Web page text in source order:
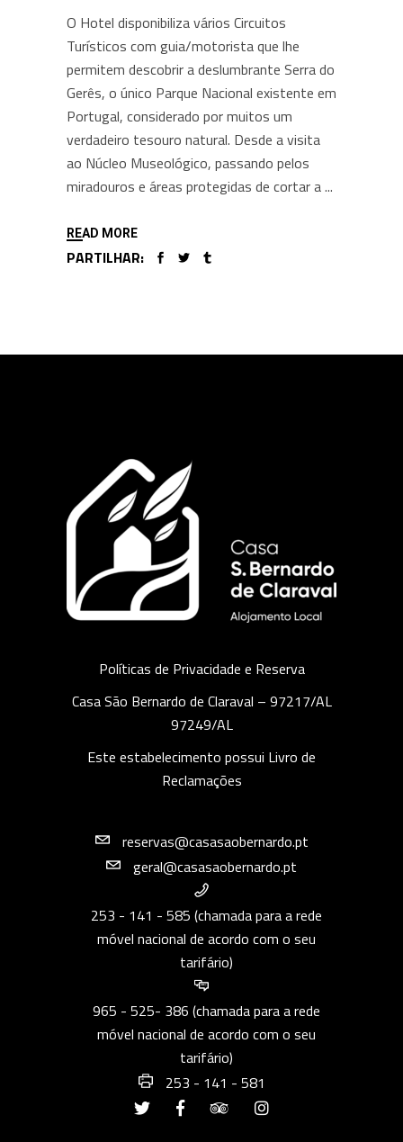
O Hotel disponibiliza vários Circuitos
Turísticos com guia/motorista que lhe
permitem descobrir a deslumbrante Serra do
Gerês, o único Parque Nacional existente em
Portugal, considerado por muitos um
verdadeiro tesouro natural. Desde a visita
ao Núcleo Museológico, passando pelos
miradouros e áreas protegidas de cortar a
READ MORE
PARTILHAR:
Políticas de Privacidade e Reserva
Casa São Bernardo de Claraval – 97217/AL
97249/AL
Este estabelecimento possui Livro de
Reclamações
reservas@casasaobernardo.pt
geral@casasaobernardo.pt
253 - 141 - 585 (chamada para a rede
móvel nacional de acordo com o seu
tarifário)
965 - 525- 386 (chamada para a rede
móvel nacional de acordo com o seu
tarifário)
253 - 141 - 581